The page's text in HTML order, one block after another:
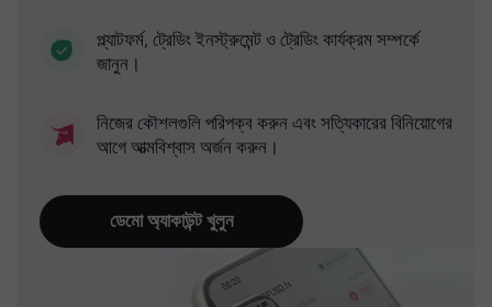
প্ল্যাটফর্ম, ট্রেডিং ইনস্ট্রুমেন্ট ও ট্রেডিং কার্যক্রম সম্পর্কে
জানুন।
নিজের কৌশলগুলি পরিপক্ব করুন এবং সত্যিকারের বিনিয়োগের
আগে আত্মবিশ্বাস অর্জন করুন।
ডেমো অ্যাকাউন্ট খুলুন